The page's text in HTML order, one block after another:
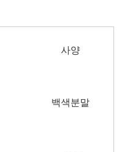
사양
백색분말